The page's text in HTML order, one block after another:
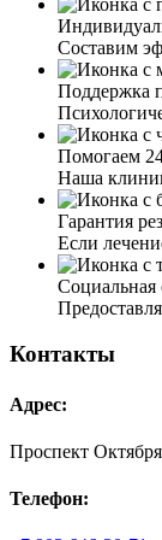
Составим
Поддержка
Помогаем
Наша
Гарантия
Если
Социальная
Контакты
Адрес:
Проспект
Телефон: